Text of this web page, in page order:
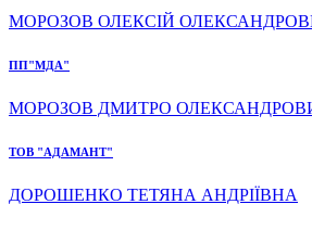
МОРОЗОВ ОЛЕКСІЙ
ПП"МДА"
МОРОЗОВ ДМИТРО
ТОВ "АДАМАНТ"
ДОРОШЕНКО ТЕТЯНА АНДРІЇВНА